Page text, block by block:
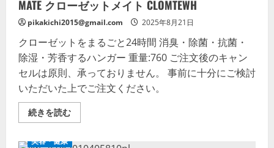
Ag
詳
を
ご
覧
く
だ
さ
い
MATE クローゼットメイト CLOMTEWH
pikakichi2015@gmail.com 2025年8月21日
クローゼットをまるごと24時間 消臭・除菌・抗菌・
除湿・芳香するハンガー 重量:760 ご注文後のキャン
セルは原則、承っておりません。 事前に十分にご検討
いただいた上でご注文ください。
続きを読むAJAX
ハ
美容・健康